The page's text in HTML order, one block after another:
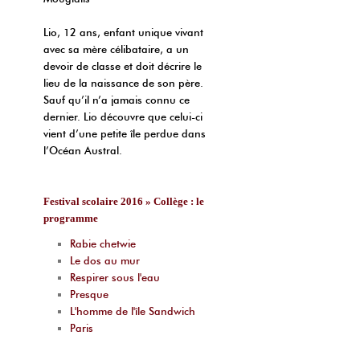
Lio, 12 ans, enfant unique vivant
avec sa mère célibataire, a un
devoir de classe et doit décrire le
lieu de la naissance de son père.
Sauf qu’il n’a jamais connu ce
dernier. Lio découvre que celui-ci
vient d’une petite île perdue dans
l’Océan Austral.
Festival scolaire 2016 » Collège : le
programme
Rabie chetwie
Le dos au mur
Respirer sous l'eau
Presque
L'homme de l'île Sandwich
Paris